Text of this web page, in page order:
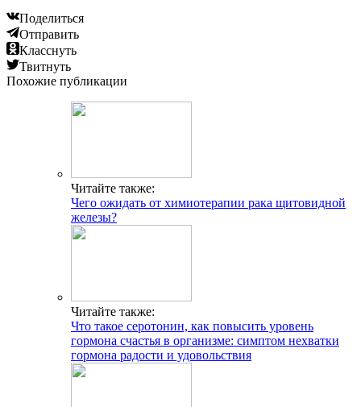
Поделиться
Отправить
Класснуть
Твитнуть
Похожие публикации
Читайте также:
Чего ожидать от химиотерапии рака щитовидной
железы?
Читайте также:
Что такое серотонин, как повысить уровень
гормона счастья в организме: симптом нехватки
гормона радости и удовольствия